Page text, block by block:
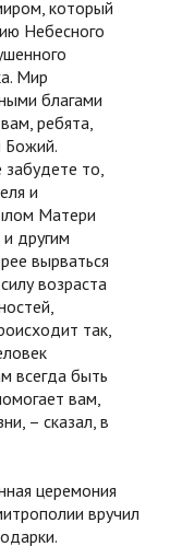
который
Небесного
Мир
благами
ребята,
Божий.
то,
и
Матери
другим
вырваться
возраста
так,
всегда быть
вам,
– сказал, в
церемония
вручил